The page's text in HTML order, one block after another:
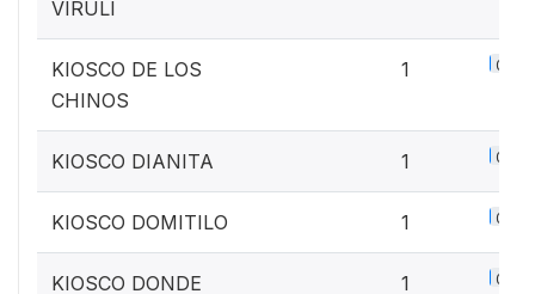
VIRULI
KIOSCO DE LOS
CHINOS
1 0.1%
KIOSCO DIANITA 1 0.1%
KIOSCO DOMITILO 1 0.1%
KIOSCO DONDE
1 0.1%